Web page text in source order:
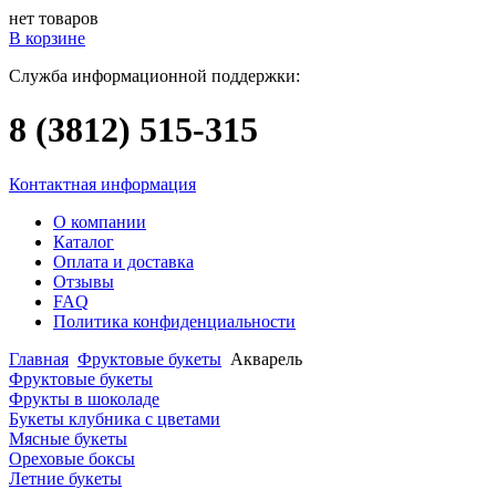
нет товаров
В корзине
Служба информационной поддержки:
8 (3812) 515-315
Контактная информация
О компании
Каталог
Оплата и доставка
Отзывы
FAQ
Политика конфиденциальности
Главная Фруктовые букеты Акварель
Фруктовые букеты
Фрукты в шоколаде
Букеты клубника с цветами
Мясные букеты
Ореховые боксы
Летние букеты